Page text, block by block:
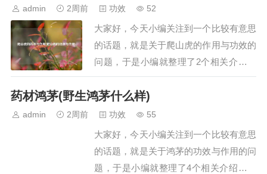
为什么你要每天坚持喝一杯红酒?一、喝
红酒的好处喝红酒的好处主要包括补充营
养、产生保健效果、美容养颜以及促进睡
眠，具体如下…
admin 2周前 功效 52
大家好，今天小编关注到一个比较有意思
的话题，就是关于爬山虎的作用与功效的
问题，于是小编就整理了2个相关介绍爬
山虎的作用与功效的解答，让我们一起看
看吧。文章目录：爬山虎的药效与作用爬
山虎的功效与作用一、爬山虎的药效与作
用爬山虎具有祛风通络、活血解毒的药
效，可治疗风湿关节痛，外用可治疗跌打
损伤、痈疖肿毒…
药材鸿茅(野生鸿茅什么样)
admin 2周前 功效 55
大家好，今天小编关注到一个比较有意思
的话题，就是关于鸿茅的功效与作用的问
题，于是小编就整理了4个相关介绍鸿茅